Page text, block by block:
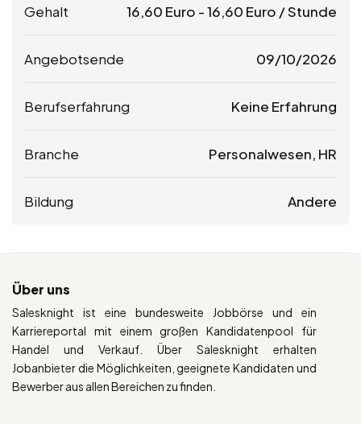
Gehalt 16,60 Euro -16,60 Euro / Stunde
Angebotsende 09/10/2026
Berufserfahrung Keine Erfahrung
Branche Personalwesen, HR
Bildung Andere
Über uns
Salesknight ist eine bundesweite Jobbörse und ein
Karriereportal mit einem großen Kandidatenpool für
Handel und Verkauf. Über Salesknight erhalten
Jobanbieter die Möglichkeiten, geeignete Kandidaten und
Bewerber aus allen Bereichen zu finden.